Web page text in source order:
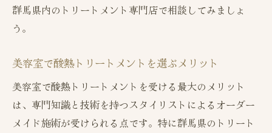
群馬県内のトリートメント専門店で相談してみましょ
う。
美容室で酸熱トリートメントを選ぶメリット
美容室で酸熱トリートメントを受ける最大のメリット
は、専門知識と技術を持つスタイリストによるオーダー
メイド施術が受けられる点です。特に群馬県のトリート